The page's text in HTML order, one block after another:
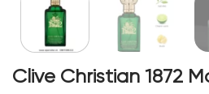
Clive Christian 1872